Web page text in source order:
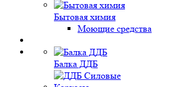
Бытовая химия
Моющие средства
Балка ДДБ